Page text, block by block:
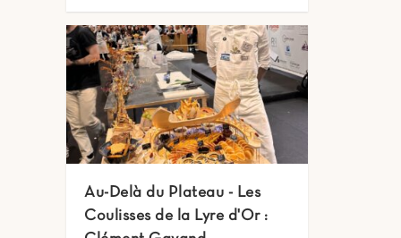
Au-Delà du Plateau - Les
Coulisses de la Lyre d'Or :